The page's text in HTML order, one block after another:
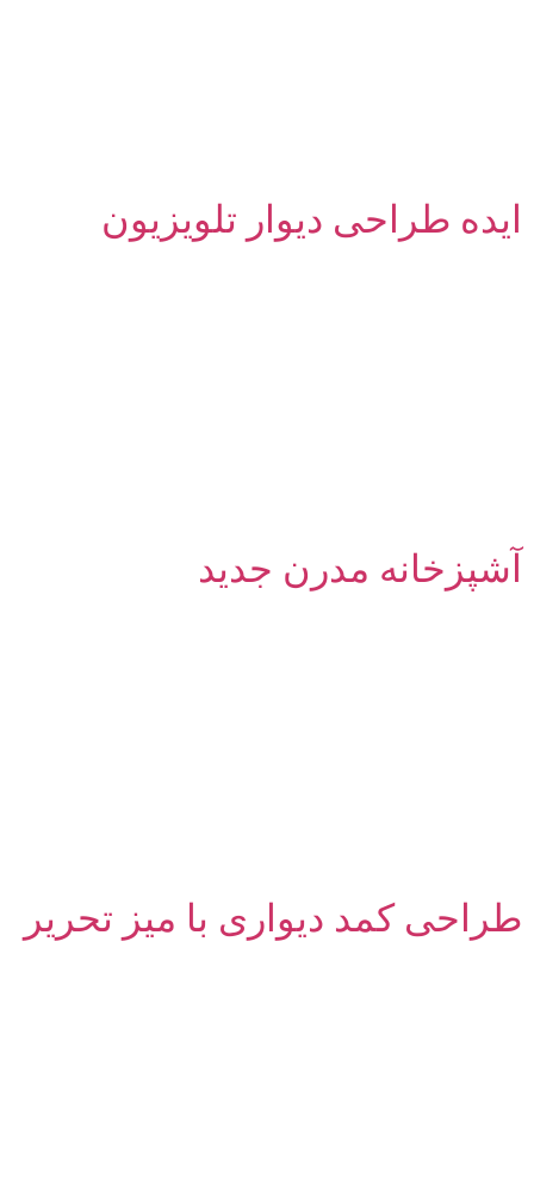
ایده طراحی دیوار تلویزیون
آشپزخانه مدرن جدید
طراحی کمد دیواری با میز تحریر